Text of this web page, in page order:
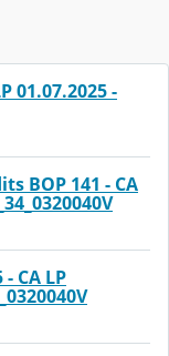
01.07.2025 -
BOP 141 - CA
CA LP